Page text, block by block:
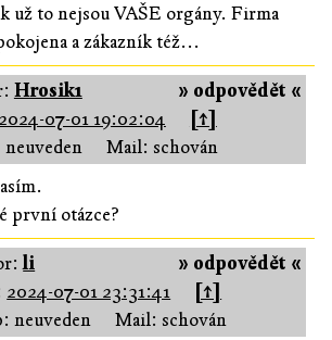
už to nejsou VAŠE orgány. Firma
a zákazník též...
» odpovědět «
Hrosik1
2024-07-01 19:02:04
[↑]
Mail: schován
první otázce?
» odpovědět «
li
2024-07-01 23:31:41
[↑]
neuveden
Mail: schován